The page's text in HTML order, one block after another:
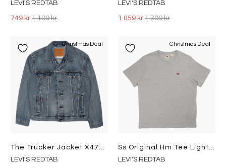
LEVI'S REDTAB
749 kr1 199 kr
LEVI'S REDTAB
1 059 kr 1 799 kr
Christmas Deal
The Trucker Jacket X4786 Skyli X4786 Skyline Trucker
LEVI'S REDTAB
Christmas Deal
Ss Original Hm Tee Light Mist
LEVI'S REDTAB